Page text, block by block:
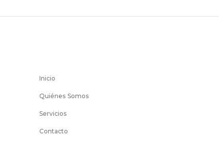
Inicio
Quiénes Somos
Servicios
Contacto